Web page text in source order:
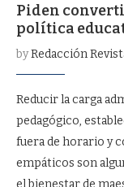
Piden
política
byRedacción
Reducir la carga
pedagógico,
fuera de horario y
empáticos son
el bienestar de